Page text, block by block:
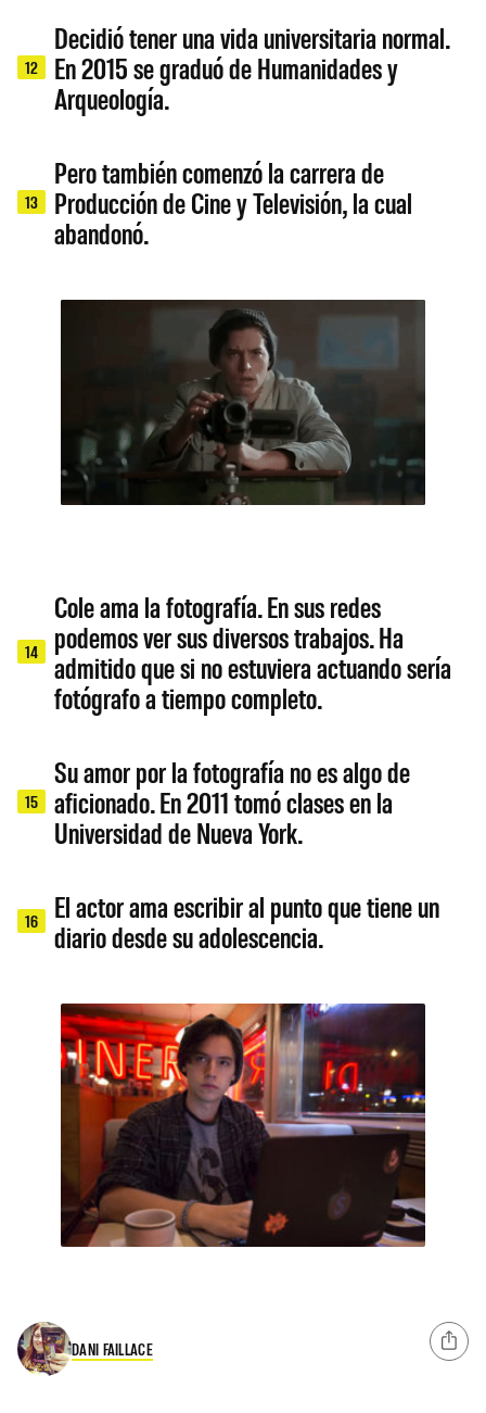
12
Decidió tener una vida universitaria normal.
En 2015 se graduó de Humanidades y
Arqueología.
13
Pero también comenzó la carrera de
Producción de Cine y Televisión, la cual
abandonó.
14
Cole ama la fotografía. En sus redes
podemos ver sus diversos trabajos. Ha
admitido que si no estuviera actuando sería
fotógrafo a tiempo completo.
15
Su amor por la fotografía no es algo de
aficionado. En 2011 tomó clases en la
Universidad de Nueva York.
16
El actor ama escribir al punto que tiene un
diario desde su adolescencia.
DANI FAILLACE